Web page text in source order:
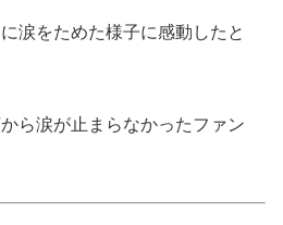
涙をためた様子に感動したと
ら涙が止まらなかったファン